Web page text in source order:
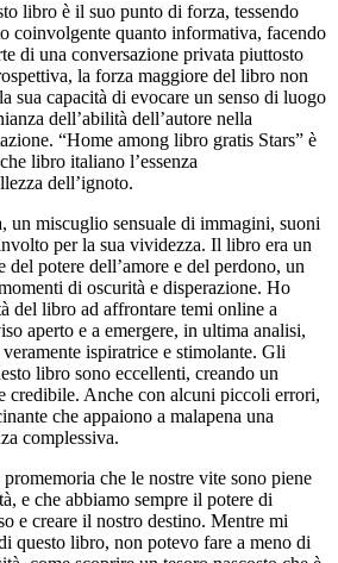
libro è il suo punto di forza, tessendo
coinvolgente quanto informativa, facendo
di una conversazione privata piuttosto
la forza maggiore del libro non
sua capacità di evocare un senso di luogo
dell’abilità dell’autore nella
“Home among libro gratis Stars” è
libro italiano l’essenza
dell’ignoto.
un miscuglio sensuale di immagini, suoni
per la sua vividezza. Il libro era un
del potere dell’amore e del perdono, un
di oscurità e disperazione. Ho
del libro ad affrontare temi online a
aperto e a emergere, in ultima analisi,
ispiratrice e stimolante. Gli
libro sono eccellenti, creando un
credibile. Anche con alcuni piccoli errori,
che appaiono a malapena una
complessiva.
che le nostre vite sono piene
e che abbiamo sempre il potere di
e creare il nostro destino. Mentre mi
questo libro, non potevo fare a meno di